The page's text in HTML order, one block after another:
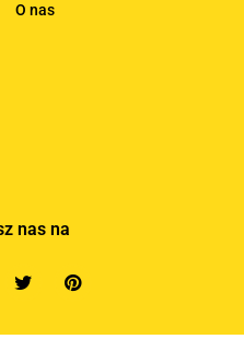
O nas
nas na